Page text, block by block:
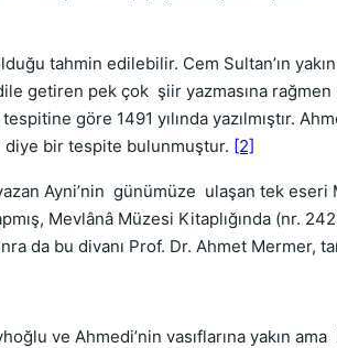
tahmin edilebilir. Cem Sultan’ın
dile getiren pek çok şiir yazmasına
göre 1491 yılında yazılmıştır.
diye bir tespite bulunmuştur. [2]
Ayni’nin günümüze ulaşan tek eseri
Mevlânâ Müzesi Kitaplığında (nr.
da bu divanı Prof. Dr. Ahmet Mermer,
ve Ahmedi’nin vasıflarına yakın